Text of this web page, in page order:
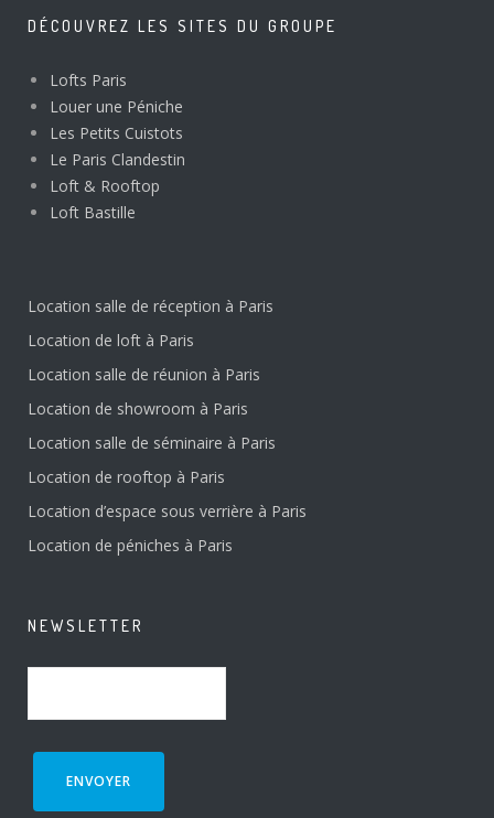
DÉCOUVREZ LES SITES DU GROUPE
Lofts Paris
Louer une Péniche
Les Petits Cuistots
Le Paris Clandestin
Loft & Rooftop
Loft Bastille
Location salle de réception à Paris
Location de loft à Paris
Location salle de réunion à Paris
Location de showroom à Paris
Location salle de séminaire à Paris
Location de rooftop à Paris
Location d’espace sous verrière à Paris
Location de péniches à Paris
NEWSLETTER